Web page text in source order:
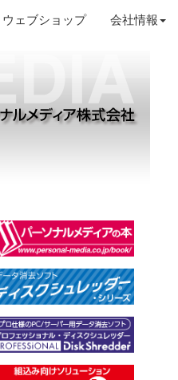
ウェブショップ 会社情報